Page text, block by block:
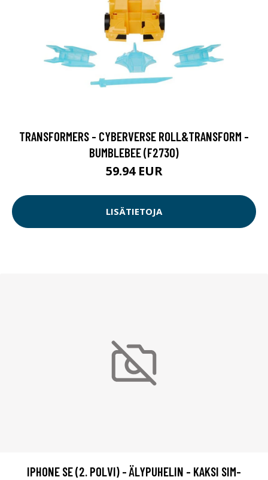
TRANSFORMERS - CYBERVERSE ROLL&TRANSFORM -
BUMBLEBEE (F2730)
59.94 EUR
LISÄTIETOJA
IPHONE SE (2. POLVI) - ÄLYPUHELIN - KAKSI SIM-